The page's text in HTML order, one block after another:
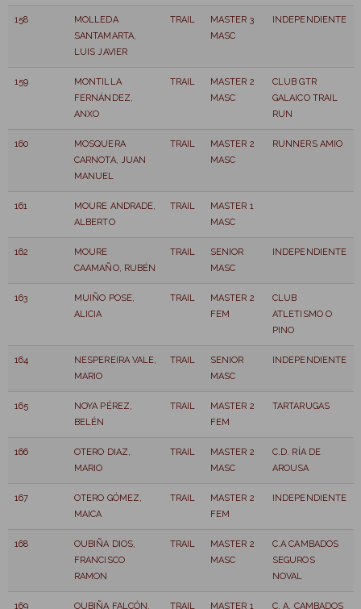
158
MOLLEDA
SANTAMARTA,
LUIS JAVIER
TRAIL
MASTER 3
MASC
INDEPENDIENTE
159
MONTILLA
FERNÁNDEZ,
ANXO
TRAIL
MASTER 2
MASC
CLUB GTR
GALAICO TRAIL
RUN
160
MOSQUERA
CARNOTA, JUAN
MANUEL
TRAIL
MASTER 2
MASC
RUNNERS AMIO
161
MOURE ANDRADE,
ALBERTO
TRAIL
MASTER 1
MASC
162
MOURE
CAAMAÑO, RUBÉN
TRAIL
SENIOR
MASC
INDEPENDIENTE
163
MUIÑO POSE,
ALICIA
TRAIL
MASTER 2
FEM
CLUB
ATLETISMO O
PINO
164
NESPEREIRA VALE,
MARIO
TRAIL
SENIOR
MASC
INDEPENDIENTE
165
NOYA PÉREZ,
BELÉN
TRAIL
MASTER 2
FEM
TARTARUGAS
166
OTERO DIAZ,
MARIO
TRAIL
MASTER 2
MASC
C.D. RÍA DE
AROUSA
167
OTERO GÓMEZ,
MAICA
TRAIL
MASTER 2
FEM
INDEPENDIENTE
168
OUBIÑA DIOS,
FRANCISCO
RAMON
TRAIL
MASTER 2
MASC
C.A CAMBADOS
SEGUROS
NOVAL
169 OUBIÑA FALCÓN, TRAIL MASTER 1 C. A. CAMBADOS